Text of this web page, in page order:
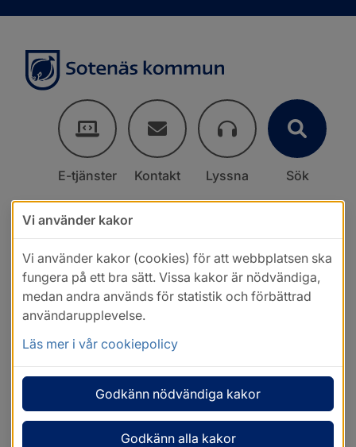
E-tjänster Kontakt Lyssna Sök
Vi använder kakor
Vi använder kakor (cookies) för att webbplatsen ska
fungera på ett bra sätt. Vissa kakor är nödvändiga,
medan andra används för statistik och förbättrad
användarupplevelse.
Läs mer i vår cookiepolicy
Godkänn nödvändiga kakor
Godkänn alla kakor